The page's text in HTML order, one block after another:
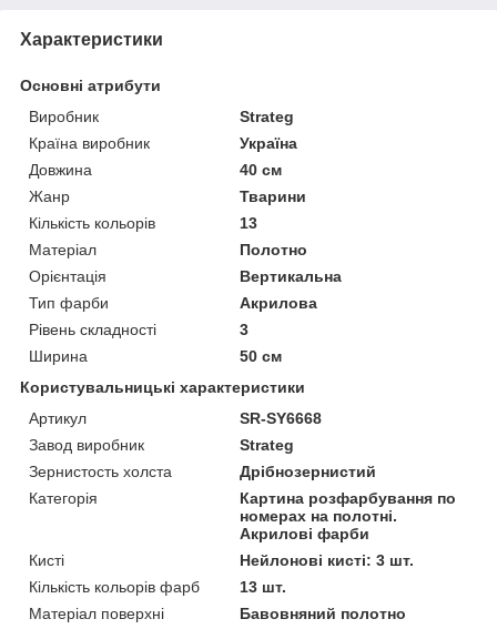
Характеристики
Основні атрибути
Виробник
Strateg
Країна виробник
Україна
Довжина
40 см
Жанр
Тварини
Кількість кольорів
13
Матеріал
Полотно
Орієнтація
Вертикальна
Тип фарби
Акрилова
Рівень складності
3
Ширина
50 см
Користувальницькі характеристики
Артикул
SR-SY6668
Завод виробник
Strateg
Зернистость холста
Дрібнозернистий
Категорія
Картина розфарбування по
номерах на полотні.
Акрилові фарби
Кисті
Нейлонові кисті: 3 шт.
Кількість кольорів фарб
13 шт.
Матеріал поверхні
Бавовняний полотно